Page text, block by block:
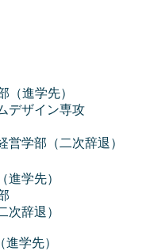
（進学先）
ザイン専攻
学部（二次辞退）
進学先）
辞退）
学先）